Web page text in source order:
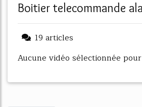
boitier telecommande
19 articles
Aucune vidéo sélectionnée